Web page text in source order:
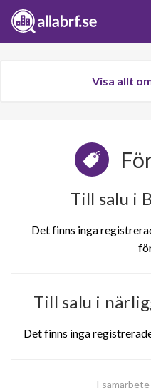
Visa allt
Till salu i
Det finns inga
Till salu i
Det finns inga
I samarbete